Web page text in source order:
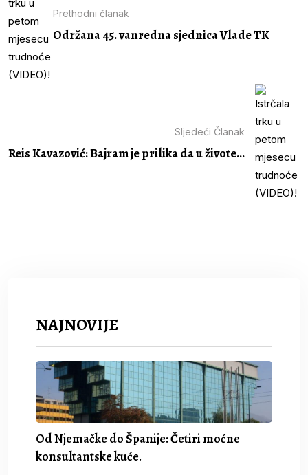
Prethodni članak
Održana 45. vanredna sjednica Vlade TK
Sljedeći Članak
Reis Kavazović: Bajram je prilika da u živote...
NAJNOVIJE
Od Njemačke do Španije: Četiri moćne
konsultantske kuće.